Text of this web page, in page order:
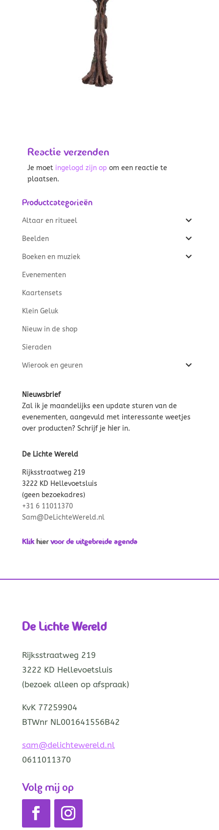
Reactie verzenden
Je moet ingelogd zijn op om een reactie te
plaatsen.
Productcategorieën
Altaar en ritueel
Beelden
Boeken en muziek
Evenementen
Kaartensets
Klein Geluk
Nieuw in de shop
Sieraden
Wierook en geuren
Nieuwsbrief
Zal ik je maandelijks een update sturen van de
evenementen, aangevuld met interessante weetjes
over producten? Schrijf je hierin.
De Lichte Wereld
Rijksstraatweg 219
3222 KD Hellevoetsluis
(geen bezoekadres)
+31 6 11011370
Sam@DeLichteWereld.nl
Klikhiervoor de uitgebreide agenda
De Lichte Wereld
Rijksstraatweg 219
3222 KD Hellevoetsluis
(bezoek alleen op afspraak)
KvK 77259904
BTWnr NL001641556B42
sam@delichtewereld.nl
0611011370
Volg mij op